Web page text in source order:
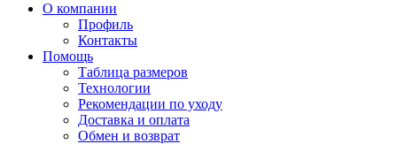
О компании
Профиль
Контакты
Помощь
Таблица размеров
Технологии
Рекомендации по уходу
Доставка и оплата
Обмен и возврат